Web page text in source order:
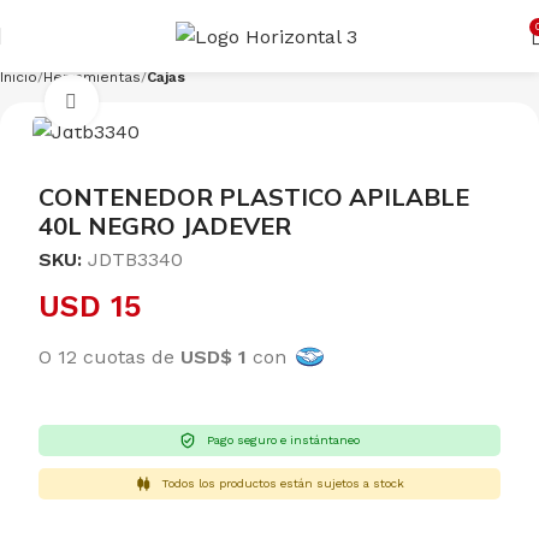
Inicio Herramientas Cajas
CONTENEDOR PLASTICO APILABLE
40L NEGRO JADEVER
SKU: JDTB3340
USD 15
O 12 cuotas de USD$ 1 con
Pago seguro e instántaneo
Todos los productos están sujetos a stock
Cargando productos…